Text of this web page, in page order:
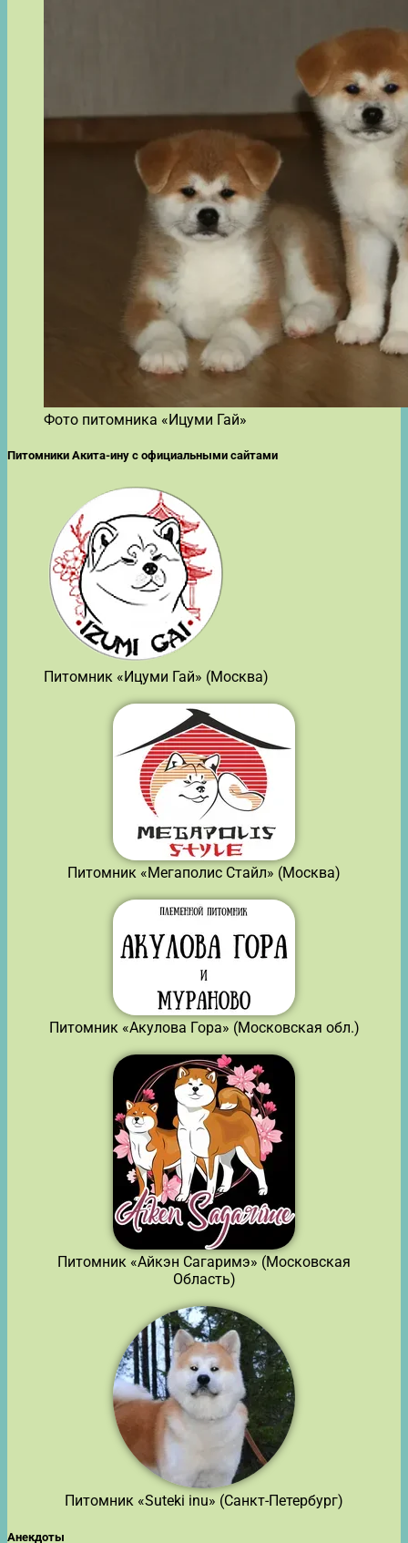
Фото питомника «Ицуми Гай»
Питомники Акита-ину с официальными сайтами
Питомник «Ицуми Гай» (Москва)
Питомник «Мегаполис Стайл» (Москва)
Питомник «Акулова Гора» (Московская обл.)
Питомник «Айкэн Сагаримэ» (Московская
Область)
Питомник «Suteki inu» (Санкт-Петербург)
Анекдоты